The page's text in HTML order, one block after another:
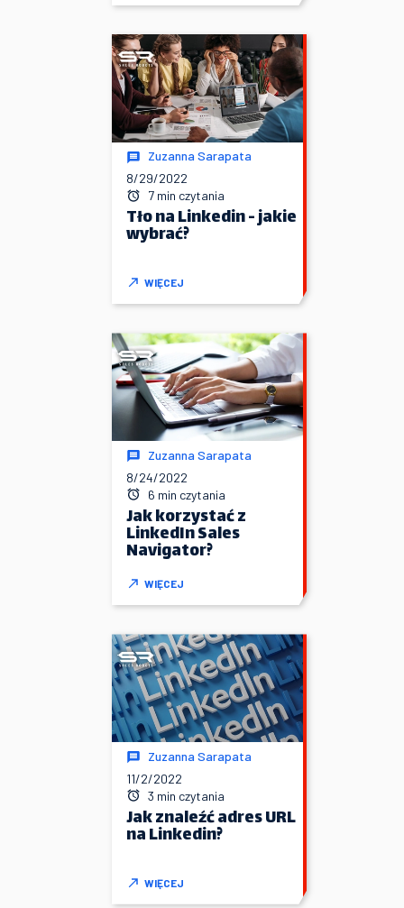
Zuzanna Sarapata
8/29/2022
7 min czytania
Tło na Linkedin - jakie
wybrać?
WIĘCEJ
Zuzanna Sarapata
8/24/2022
6 min czytania
Jak korzystać z
LinkedIn Sales
Navigator?
WIĘCEJ
Zuzanna Sarapata
11/2/2022
3 min czytania
Jak znaleźć adres URL
na Linkedin?
WIĘCEJ